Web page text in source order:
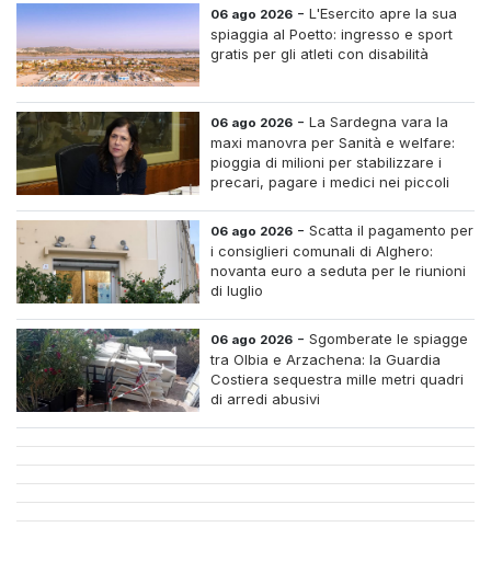
06 ago 2026 -L'Esercito apre la sua
spiaggia al Poetto: ingresso e sport
gratis per gli atleti con disabilità
06 ago 2026 -La Sardegna vara la
maxi manovra per Sanità e welfare:
pioggia di milioni per stabilizzare i
precari, pagare i medici nei piccoli
06 ago 2026 -Scatta il pagamento per
i consiglieri comunali di Alghero:
novanta euro a seduta per le riunioni
di luglio
06 ago 2026 -Sgomberate le spiagge
tra Olbia e Arzachena: la Guardia
Costiera sequestra mille metri quadri
di arredi abusivi